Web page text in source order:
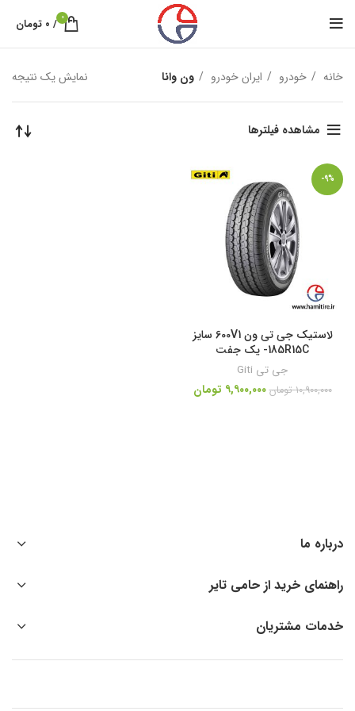
0
/ ۰ تومان
خانه خودرو ایران خودرو ون وانا نمایش یک نتیجه
مشاهده فیلترها
-9%
لاستیک جی تی ون 600V1 سایز
185R15C- یک جفت
جی تی Giti
۱۰,۹۰۰,۰۰۰ تومان ۹,۹۰۰,۰۰۰ تومان
درباره ما
راهنمای خرید از حامی تایر
خدمات مشتریان